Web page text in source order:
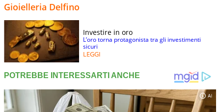
Gioielleria Delfino
Investire in oro
L’oro torna protagonista tra gli investimenti
sicuri
LEGGI